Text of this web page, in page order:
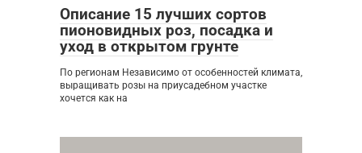
Описание 15 лучших сортов
пионовидных роз, посадка и
уход в открытом грунте
По регионам Независимо от особенностей климата,
выращивать розы на приусадебном участке
хочется как на